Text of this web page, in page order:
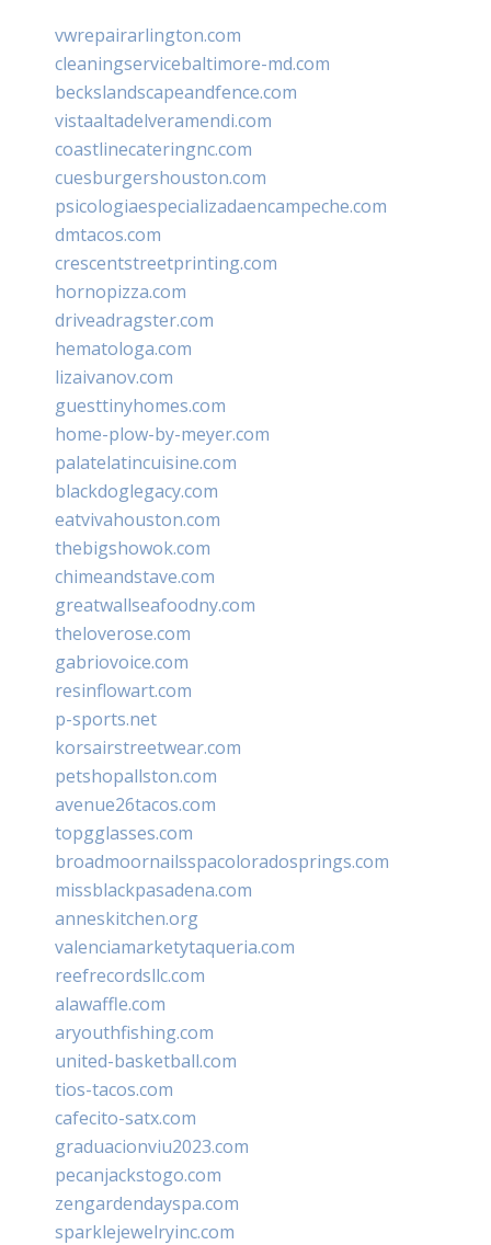
vwrepairarlington.com
cleaningservicebaltimore-md.com
beckslandscapeandfence.com
vistaaltadelveramendi.com
coastlinecateringnc.com
cuesburgershouston.com
psicologiaespecializadaencampeche.com
dmtacos.com
crescentstreetprinting.com
hornopizza.com
driveadragster.com
hematologa.com
lizaivanov.com
guesttinyhomes.com
home-plow-by-meyer.com
palatelatincuisine.com
blackdoglegacy.com
eatvivahouston.com
thebigshowok.com
chimeandstave.com
greatwallseafoodny.com
theloverose.com
gabriovoice.com
resinflowart.com
p-sports.net
korsairstreetwear.com
petshopallston.com
avenue26tacos.com
topgglasses.com
broadmoornailsspacoloradosprings.com
missblackpasadena.com
anneskitchen.org
valenciamarketytaqueria.com
reefrecordsllc.com
alawaffle.com
aryouthfishing.com
united-basketball.com
tios-tacos.com
cafecito-satx.com
graduacionviu2023.com
pecanjackstogo.com
zengardendayspa.com
sparklejewelryinc.com